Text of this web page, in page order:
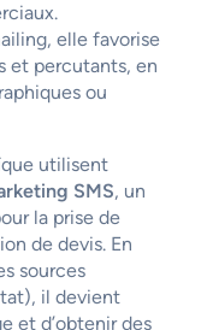
elle favorise
et percutants, en
ou
utilisent
SMS, un
la prise de
de devis. En
sources
il devient
et d’obtenir des